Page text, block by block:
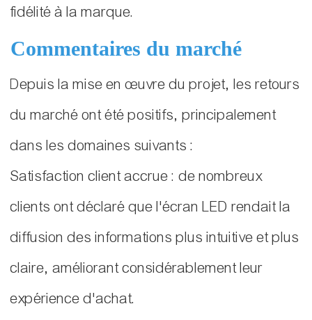
fidélité à la marque.
Commentaires du marché
Depuis la mise en œuvre du projet, les retours
du marché ont été positifs, principalement
dans les domaines suivants :
Satisfaction client accrue : de nombreux
clients ont déclaré que l'écran LED rendait la
diffusion des informations plus intuitive et plus
claire, améliorant considérablement leur
expérience d'achat.